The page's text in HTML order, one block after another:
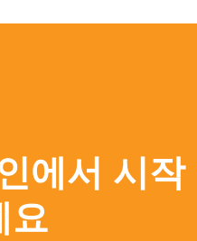
에서 시작
요